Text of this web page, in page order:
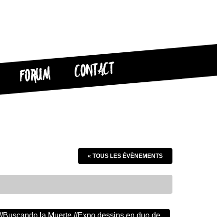
FORUM CONTACT
« TOUS LES ÉVÈNEMENTS
Buscando la Muerte //Expo dessins en duo de